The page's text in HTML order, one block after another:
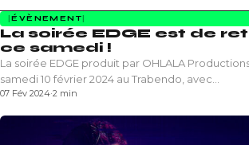
ÉVÈNEMENT
La soirée EDGE est de
ce samedi !
La soirée EDGE produit par OHLALA
samedi 10 février 2024 au Trabendo, avec…
07 Fév 2024·2 min